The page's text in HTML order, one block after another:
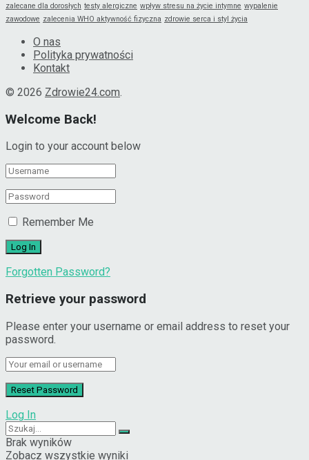
zalecane dla dorosłych testy alergiczne wpływ stresu na życie intymne wypalenie
zawodowe zalecenia WHO aktywność fizyczna zdrowie serca i styl życia
O nas
Polityka prywatności
Kontakt
© 2026 Zdrowie24.com.
Welcome Back!
Login to your account below
Remember Me
Forgotten Password?
Retrieve your password
Please enter your username or email address to reset your
password.
Log In
Brak wyników
Zobacz wszystkie wyniki